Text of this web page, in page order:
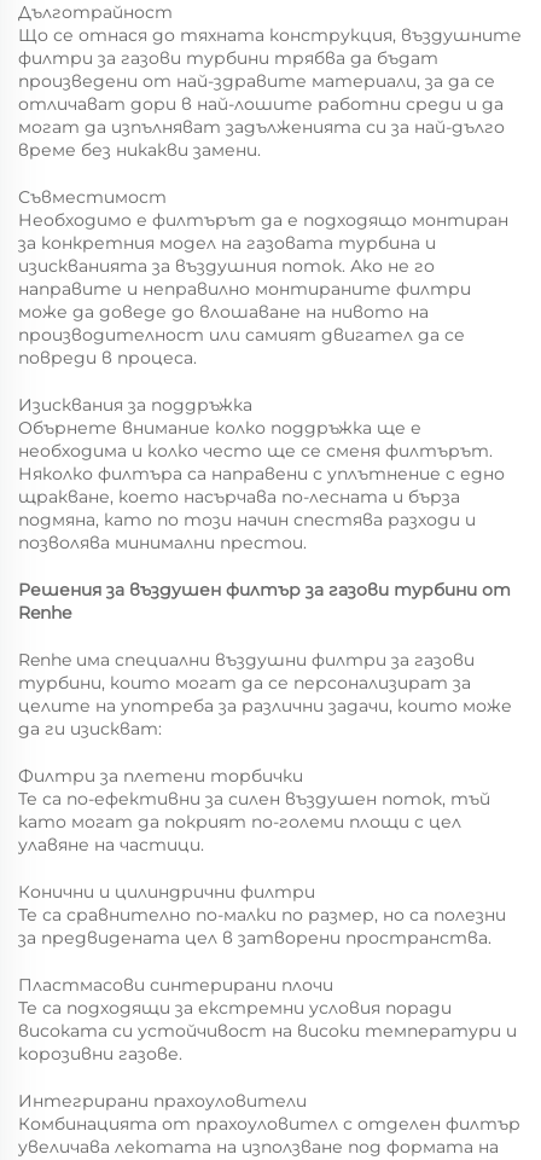
Дълготрайност
Що се отнася до тяхната конструкция, въздушните
филтри за газови турбини трябва да бъдат
произведени от най-здравите материали, за да се
отличават дори в най-лошите работни среди и да
могат да изпълняват задълженията си за най-дълго
време без никакви замени.
Съвместимост
Необходимо е филтърът да е подходящо монтиран
за конкретния модел на газовата турбина и
изискванията за въздушния поток. Ако не го
направите и неправилно монтираните филтри
може да доведе до влошаване на нивото на
производителност или самият двигател да се
повреди в процеса.
Изисквания за поддръжка
Обърнете внимание колко поддръжка ще е
необходима и колко често ще се сменя филтърът.
Няколко филтъра са направени с уплътнение с едно
щракване, което насърчава по-лесната и бърза
подмяна, като по този начин спестява разходи и
позволява минимални престои.
Решения за въздушен филтър за газови турбини от
Renhe
Renhe има специални въздушни филтри за газови
турбини, които могат да се персонализират за
целите на употреба за различни задачи, които може
да ги изискват:
Филтри за плетени торбички
Те са по-ефективни за силен въздушен поток, тъй
като могат да покрият по-големи площи с цел
улавяне на частици.
Конични и цилиндрични филтри
Те са сравнително по-малки по размер, но са полезни
за предвидената цел в затворени пространства.
Пластмасови синтерирани плочи
Те са подходящи за екстремни условия поради
високата си устойчивост на високи температури и
корозивни газове.
Интегрирани прахоуловители
Комбинацията от прахоуловител с отделен филтър
увеличава лекотата на използване под формата на